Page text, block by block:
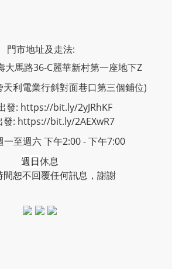
門市地址及走法:
大馬路36-C麗華新村第一座地下Z
利電業行斜對面巷口第三個鋪位)
發: https://bit.ly/2yJRhKF
發: https://bit.ly/2AEXwR7
一至週六 下午2:00 - 下午7:00
週日休息
間恕不回覆任何訊息，謝謝